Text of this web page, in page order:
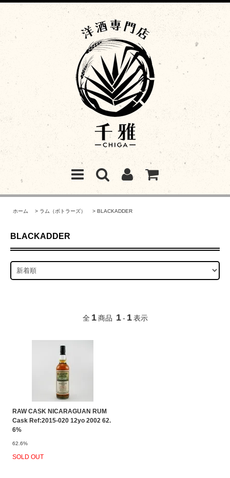
ホーム > ラム（ボトラーズ） > BLACKADDER
BLACKADDER
全 1 商品 1 - 1 表示
RAW CASK NICARAGUAN RUM
Cask Ref:2015-020 12yo 2002 62.
6%
62.6%
SOLD OUT